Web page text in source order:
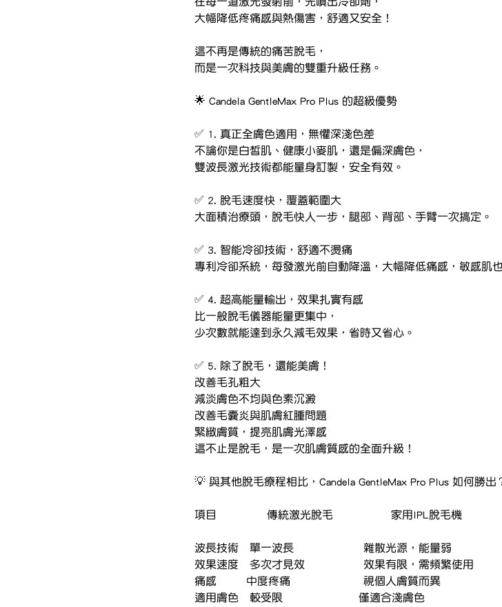
大幅降低疼痛感與熱傷害，舒適又安全！
這不再是傳統的痛苦脫毛，
而是一次科技與美膚的雙重升級任務。
🌟 Candela GentleMax Pro Plus 的超級優勢
✅ 1. 真正全膚色適用，無懼深淺色差
不論你是白皙肌、健康小麥肌，還是偏深膚色，
雙波長激光技術都能量身訂製，安全有效。
✅ 2. 脫毛速度快，覆蓋範圍大
大面積治療頭，脫毛快人一步，腿部、背部、手臂一次搞定。
✅ 3. 智能冷卻技術，舒適不燙痛
專利冷卻系統，每發激光前自動降溫，大幅降低痛感，敏感肌
✅ 4. 超高能量輸出，效果扎實有感
比一般脫毛儀器能量更集中，
少次數就能達到永久減毛效果，省時又省心。
✅ 5. 除了脫毛，還能美膚！
改善毛孔粗大
減淡膚色不均與色素沉澱
改善毛囊炎與肌膚紅腫問題
緊緻膚質，提亮肌膚光澤感
這不止是脫毛，是一次肌膚質感的全面升級！
💡 與其他脫毛療程相比，Candela GentleMax Pro Plus 如何勝出
項目
波長技術
痛感	       中
適用膚色	較受限